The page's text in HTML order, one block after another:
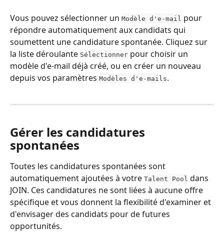
Vous pouvez sélectionner un Modèle d'e-mail pour
répondre automatiquement aux candidats qui
soumettent une candidature spontanée. Cliquez sur
la liste déroulante Sélectionner pour choisir un
modèle d'e-mail déjà créé, ou en créer un nouveau
depuis vos paramètres Modèles d'e-mails.
Gérer les candidatures
spontanées
Toutes les candidatures spontanées sont
automatiquement ajoutées à votre Talent Pool dans
JOIN. Ces candidatures ne sont liées à aucune offre
spécifique et vous donnent la flexibilité d'examiner et
d'envisager des candidats pour de futures
opportunités.